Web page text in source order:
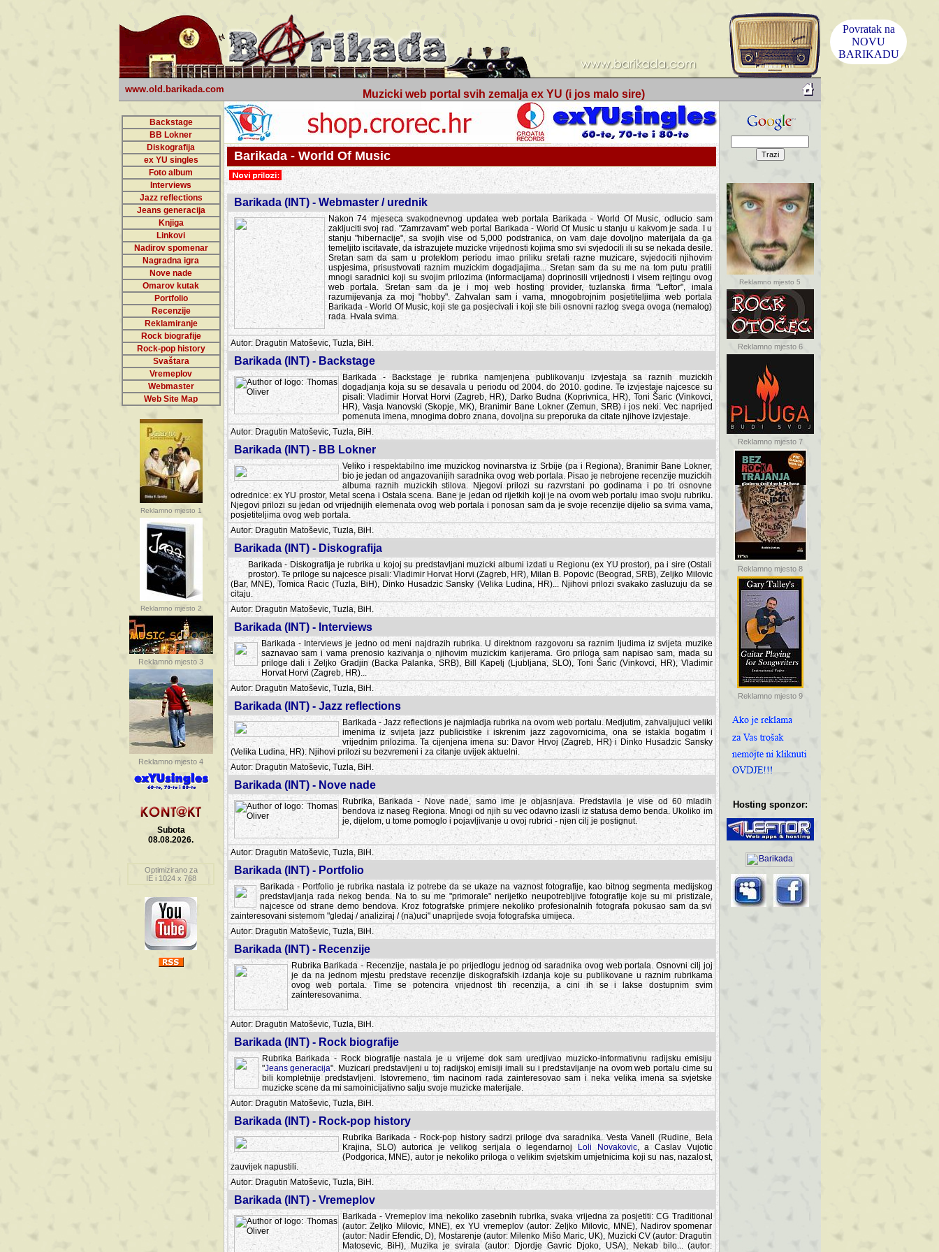
Povratak na
NOVU
BARIKADU
www.old.barikada.com Muzicki web portal svih zemalja ex YU (i jos malo sire)
Backstage
BB Lokner
Diskografija
ex YU singles
Foto album
Interviews
Jazz reflections
Jeans generacija
Knjiga
Linkovi
Nadirov spomenar
Nagradna igra
Nove nade
Omarov kutak
Portfolio
Recenzije
Reklamiranje
Rock biografije
Rock-pop history
Svaštara
Vremeplov
Webmaster
Web Site Map
Reklamno mjesto 1
Reklamno mjesto 2
Reklamno mjesto 3
Reklamno mjesto 4
Subota
08.08.2026.
Optimizirano za
IE i 1024 x 768
Barikada - World Of Music
Barikada (INT) - Webmaster / urednik
Nakon 74 mjeseca svakodnevnog updatea web portala Barikada - World Of Music, odlucio sam
zakljuciti svoj rad. "Zamrzavam" web portal Barikada - World Of Music u stanju u kakvom je sada. I u
stanju "hibernacije", sa svojih vise od 5,000 podstranica, on vam daje dovoljno materijala da ga
temeljito iscitavate, da istrazujete muzicke vrijednosti kojima smo svi svjedocili ili su se nekada desile.
Sretan sam da sam u proteklom periodu imao priliku sretati razne muzicare, svjedociti njihovim
uspjesima, prisustvovati raznim muzickim dogadjajima... Sretan sam da su me na tom putu pratili
mnogi saradnici koji su svojim prilozima (informacijama) doprinosili vrijednosti i visem rejtingu ovog
web portala. Sretan sam da je i moj web hosting provider, tuzlanska firma "Leftor", imala
razumijevanja za moj "hobby". Zahvalan sam i vama, mnogobrojnim posjetiteljima web portala
Barikada - World Of Music, koji ste ga posjecivali i koji ste bili osnovni razlog svega ovoga (nemalog)
rada. Hvala svima.
Autor: Dragutin Matoševic, Tuzla, BiH.
Barikada (INT) - Backstage
Barikada - Backstage je rubrika namjenjena publikovanju izvjestaja sa raznih muzickih
dogadjanja koja su se desavala u periodu od 2004. do 2010. godine. Te izvjestaje najcesce su
pisali: Vladimir Horvat Horvi (Zagreb, HR), Darko Budna (Koprivnica, HR), Toni Šaric (Vinkovci,
HR), Vasja Ivanovski (Skopje, MK), Branimir Bane Lokner (Zemun, SRB) i jos neki. Vec naprijed
pomenuta imena, mnogima dobro znana, dovoljna su preporuka da citate njihove izvjestaje.
Autor: Dragutin Matoševic, Tuzla, BiH.
Barikada (INT) - BB Lokner
Veliko i respektabilno ime muzickog novinarstva iz Srbije (pa i Regiona), Branimir Bane Lokner,
bio je jedan od angazovanijih saradnika ovog web portala. Pisao je nebrojene recenzije muzickih
albuma raznih muzickih stilova. Njegovi prilozi su razvrstani po godinama i po tri osnovne
odrednice: ex YU prostor, Metal scena i Ostala scena. Bane je jedan od rijetkih koji je na ovom web portalu imao svoju rubriku.
Njegovi prilozi su jedan od vrijednijih elemenata ovog web portala i ponosan sam da je svoje recenzije dijelio sa svima vama,
posjetiteljima ovog web portala.
Autor: Dragutin Matoševic, Tuzla, BiH.
Barikada (INT) - Diskografija
Barikada - Diskografija je rubrika u kojoj su predstavljani muzicki albumi izdati u Regionu (ex YU prostor), pa i sire (Ostali
prostor). Te priloge su najcesce pisali: Vladimir Horvat Horvi (Zagreb, HR), Milan B. Popovic (Beograd, SRB), Zeljko Milovic
(Bar, MNE), Tomica Racic (Tuzla, BiH), Dinko Husadzic Sansky (Velika Ludina, HR)... Njihovi prilozi svakako zasluzuju da se
citaju.
Autor: Dragutin Matoševic, Tuzla, BiH.
Barikada (INT) - Interviews
Barikada - Interviews je jedno od meni najdrazih rubrika. U direktnom razgovoru sa raznim ljudima iz svijeta muzike
saznavao sam i vama prenosio kazivanja o njihovim muzickim karijerama. Gro priloga sam napisao sam, mada su
priloge dali i Zeljko Gradjin (Backa Palanka, SRB), Bill Kapelj (Ljubljana, SLO), Toni Šaric (Vinkovci, HR), Vladimir
Horvat Horvi (Zagreb, HR)...
Autor: Dragutin Matoševic, Tuzla, BiH.
Barikada (INT) - Jazz reflections
Barikada - Jazz reflections je najmladja rubrika na ovom web portalu. Medjutim, zahvaljujuci veliki
imenima iz svijeta jazz publicistike i iskrenim jazz zagovornicima, ona se istakla bogatim i
vrijednim prilozima. Ta cijenjena imena su: Davor Hrvoj (Zagreb, HR) i Dinko Husadzic Sansky
(Velika Ludina, HR). Njihovi prilozi su bezvremeni i za citanje uvijek aktuelni.
Autor: Dragutin Matoševic, Tuzla, BiH.
Barikada (INT) - Nove nade
Rubrika, Barikada - Nove nade, samo ime je objasnjava. Predstavila je vise od 60 mladih
bendova iz naseg Regiona. Mnogi od njih su vec odavno izasli iz statusa demo benda. Ukoliko im
je, dijelom, u tome pomoglo i pojavljivanje u ovoj rubrici - njen cilj je postignut.
Autor: Dragutin Matoševic, Tuzla, BiH.
Barikada (INT) - Portfolio
Barikada - Portfolio je rubrika nastala iz potrebe da se ukaze na vaznost fotografije, kao bitnog segmenta medijskog
predstavljanja rada nekog benda. Na to su me "primorale" nerijetko neupotrebljive fotografije koje su mi pristizale,
najcesce od strane demo bendova. Kroz fotografske primjere nekoliko profesionalnih fotografa pokusao sam da svi
zainteresovani sistemom "gledaj / analiziraj / (na)uci" unaprijede svoja fotografska umijeca.
Autor: Dragutin Matoševic, Tuzla, BiH.
Barikada (INT) - Recenzije
Rubrika Barikada - Recenzije, nastala je po prijedlogu jednog od saradnika ovog web portala. Osnovni cilj joj
je da na jednom mjestu predstave recenzije diskografskih izdanja koje su publikovane u raznim rubrikama
ovog web portala. Time se potencira vrijednost tih recenzija, a cini ih se i lakse dostupnim svim
zainteresovanima.
Autor: Dragutin Matoševic, Tuzla, BiH.
Barikada (INT) - Rock biografije
Rubrika Barikada - Rock biografije nastala je u vrijeme dok sam uredjivao muzicko-informativnu radijsku emisiju
"Jeans generacija". Muzicari predstavljeni u toj radijskoj emisiji imali su i predstavljanje na ovom web portalu cime su
bili kompletnije predstavljeni. Istovremeno, tim nacinom rada zainteresovao sam i neka velika imena sa svjetske
muzicke scene da mi samoinicijativno salju svoje muzicke materijale.
Autor: Dragutin Matoševic, Tuzla, BiH.
Barikada (INT) - Rock-pop history
Rubrika Barikada - Rock-pop history sadrzi priloge dva saradnika. Vesta Vanell (Rudine, Bela
Krajina, SLO) autorica je velikog serijala o legendarnoj
Loli Novakovic, a Caslav Vujotic
(Podgorica, MNE), autor je nekoliko priloga o velikim svjetskim umjetnicima koji su nas, nazalost,
zauvijek napustili.
Autor: Dragutin Matoševic, Tuzla, BiH.
Barikada (INT) - Vremeplov
Barikada - Vremeplov ima nekoliko zasebnih rubrika, svaka vrijedna za posjetiti: CG Traditional
(autor: Zeljko Milovic, MNE), ex YU vremeplov (autor: Zeljko Milovic, MNE), Nadirov spomenar
(autor: Nadir Efendic, D), Mostarenje (autor: Milenko Mišo Maric, UK), Muzicki CV (autor: Dragutin
Matosevic, BiH), Muzika je svirala (autor: Djordje Gavric Djoko, USA), Nekab bilo... (autor:
Reklamno mjesto 5
Reklamno mjesto 6
Reklamno mjesto 7
Reklamno mjesto 8
Reklamno mjesto 9
Hosting sponzor: